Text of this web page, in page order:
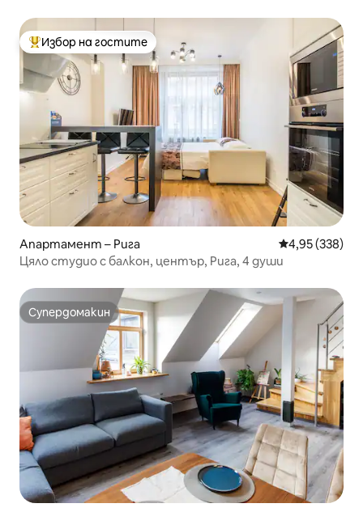
Най-популярен избор на гостите
Избор на гостите
Апартамент – Рига Средна
4,95 (338)
Цяло студио с балкон, център, Рига, 4 души
Супердомакин
Супердомакин